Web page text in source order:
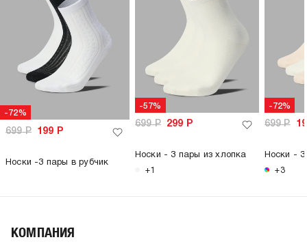
-72%
699Р 199 Р
Носки -3 пары в рубчик
-57%
699Р 299 Р
Носки - 3 пары из хлопка
+1
-72%
699Р
Носки - 3
+3
КОМПАНИЯ